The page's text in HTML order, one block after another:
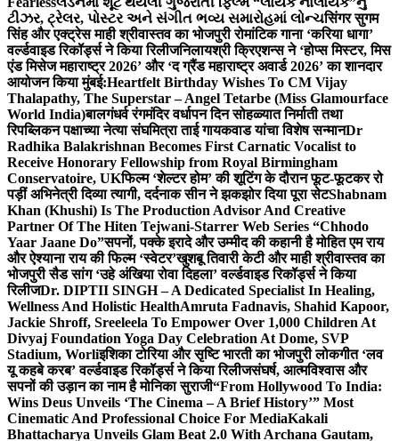
ટીઝર, ટ્રેલર, પોસ્ટર અને સંગીત ભવ્ય સમારોહમાં લોન્ચसिंगर सुगम
सिंह और एक्ट्रेस माही श्रीवास्तव का भोजपुरी रोमांटिक गाना ‘करिया धागा’
वर्ल्डवाइड रिकॉर्ड्स ने किया रिलीजनिलायश्री क्रिएशन्स ने ‘होप्स मिस्टर, मिस
एंड मिसेज महाराष्ट्र 2026’ और ‘द ग्रैंड महाराष्ट्र अवार्ड 2026’ का शानदार
आयोजन किया मुंबई:Heartfelt Birthday Wishes To CM Vijay
Thalapathy, The Superstar – Angel Tetarbe (Miss Glamourface
World India)बालगंधर्व रंगमंदिर वर्धापन दिन सोहळ्यात निर्माती तथा
रिपब्लिकन पक्षाच्या नेत्या संघमित्रा ताई गायकवाड यांचा विशेष सन्मानDr
Radhika Balakrishnan Becomes First Carnatic Vocalist to
Receive Honorary Fellowship from Royal Birmingham
Conservatoire, UKफिल्म ‘शेल्टर होम’ की शूटिंग के दौरान फूट-फूटकर रो
पड़ीं अभिनेत्री दिव्या त्यागी, दर्दनाक सीन ने झकझोर दिया पूरा सेटShabnam
Khan (Khushi) Is The Production Advisor And Creative
Partner Of The Hiten Tejwani-Starrer Web Series “Chhodo
Yaar Jaane Do”सपनों, पक्के इरादे और उम्मीद की कहानी है मोहित एम राय
और ऐश्याना राय की फिल्म ‘स्वेटर’खुशबू तिवारी केटी और माही श्रीवास्तव का
भोजपुरी सैड सांग ‘उहे अंखिया रोवा दिहला’ वर्ल्डवाइड रिकॉर्ड्स ने किया
रिलीजDr. DIPTII SINGH – A Dedicated Specialist In Healing,
Wellness And Holistic HealthAmruta Fadnavis, Shahid Kapoor,
Jackie Shroff, Sreeleela To Empower Over 1,000 Children At
Divyaj Foundation Yoga Day Celebration At Dome, SVP
Stadium, Worliइशिका टोरिया और सृष्टि भारती का भोजपुरी लोकगीत ‘लव
यू कहबे करब’ वर्ल्डवाइड रिकॉर्ड्स ने किया रिलीजसंघर्ष, आत्मविश्वास और
सपनों की उड़ान का नाम है मोनिका सुराजी“From Hollywood To India:
Wins Deus Unveils ‘The Cinema – A Brief History’” Most
Cinematic And Professional Choice For MediaKakali
Bhattacharya Unveils Glam Beat 2.0 With Archana Gautam,